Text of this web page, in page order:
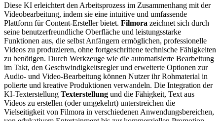
Diese KI erleichtert den Arbeitsprozess im Zusammenhang mit der
Videobearbeitung, indem sie eine intuitive und umfassende
Plattform für Content-Ersteller bietet. Filmora zeichnet sich durch
seine benutzerfreundliche Oberfläche und leistungsstarke
Funktionen aus, die selbst Anfängern ermöglichen, professionelle
Videos zu produzieren, ohne fortgeschrittene technische Fähigkeiten
zu benötigen. Durch Werkzeuge wie die automatisierte Bearbeitung
im Takt, den Geschwindigkeitsregler und erweiterte Optionen zur
Audio- und Video-Bearbeitung können Nutzer ihr Rohmaterial in
polierte und kreative Produktionen verwandeln. Die Integration der
KI-Texterstellung Texterstellung und die Fähigkeit, Text aus
Videos zu erstellen (oder umgekehrt) unterstreichen die
Vielseitigkeit von Filmora in verschiedenen Anwendungsbereichen,